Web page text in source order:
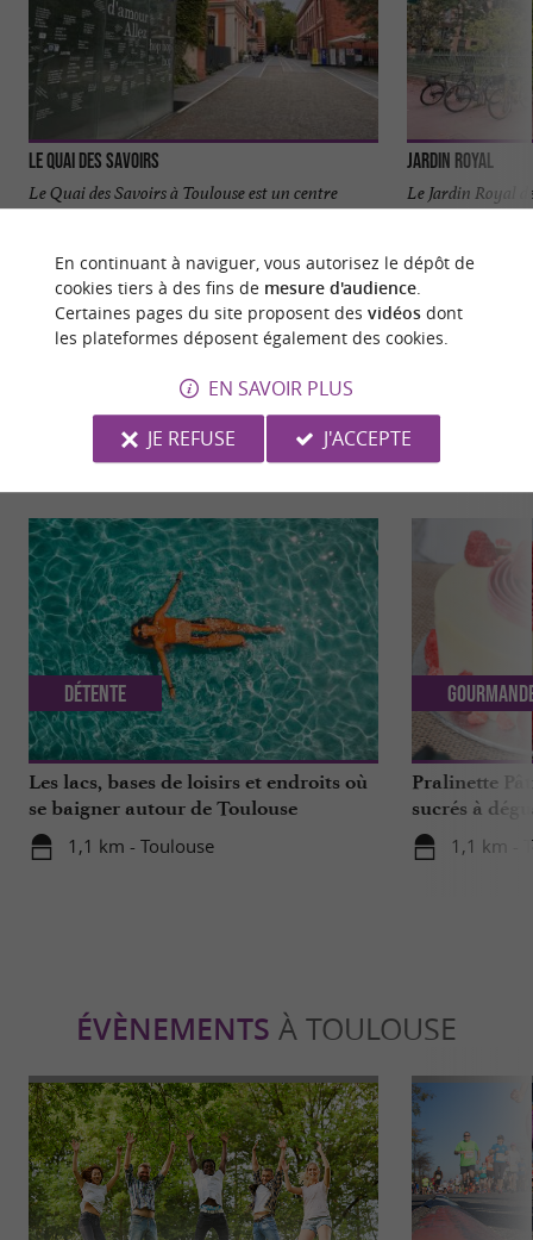
Le Quai des Savoirs
Le Quai des Savoirs à Toulouse est un centre
culturel dédié aux sciences, aux technologies et à
352 m - Toulouse
Jardin Royal
Le Jardin Royal
d'histoire et de
NOUS AVONS TESTÉPOUR VOUS
Les lacs, bases de loisirs et endroits où
se baigner autour de Toulouse
1,1 km - Toulouse
Détente
Pralinette
sucrés à
de Toulouse
1,1 km -
ÉVÈNEMENTS À TOULOUSE
En continuant à naviguer, vous autorisez le dépôt de
cookies tiers à des fins de mesure d'audience.
Certaines pages du site proposent des vidéosdont
les plateformes déposent également des cookies.
EN SAVOIR PLUS
JE REFUSE
J'ACCEPTE